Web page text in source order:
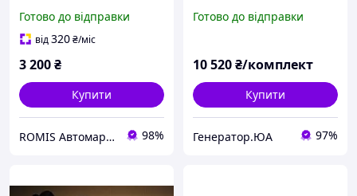
Готово до відправки
від320₴/міс
3 200₴
Купити
ROMIS Автомаркет 98%
Готово до відправки
10 520₴/комплект
Купити
Генератор.ЮА 97%